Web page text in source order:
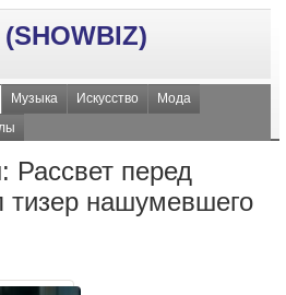
(SHOWBIZ)
Музыка Искусство
Мода
Рассвет перед
нашумевшего